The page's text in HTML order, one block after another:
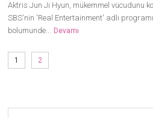
Aktris Jun Ji Hyun, mükemmel vücudunu
SBS'nin 'Real Entertainment' adlı
bolumunde... Devamı
1 2